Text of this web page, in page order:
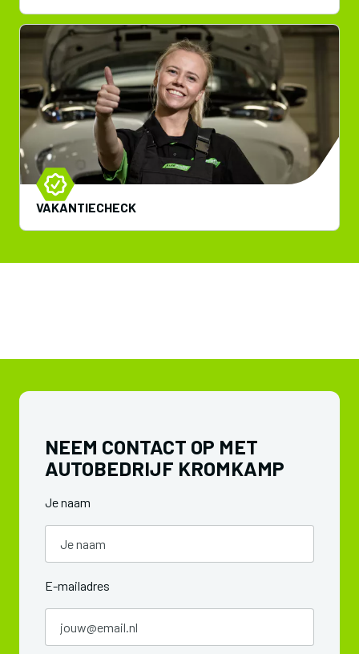
VAKANTIECHECK
NEEM CONTACT OP MET
AUTOBEDRIJF KROMKAMP
Je naam
E-mailadres